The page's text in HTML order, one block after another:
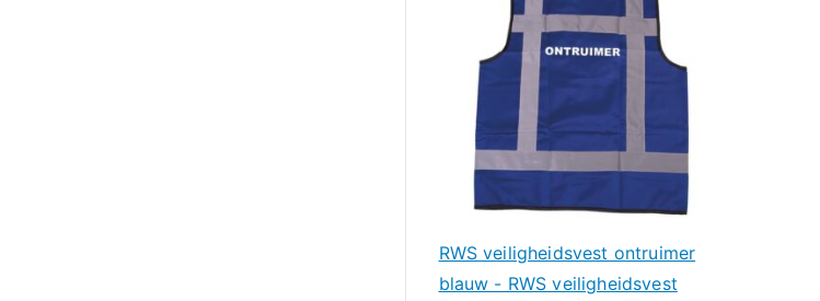
RWS veiligheidsvest ontruimer
blauw - RWS veiligheidsvest